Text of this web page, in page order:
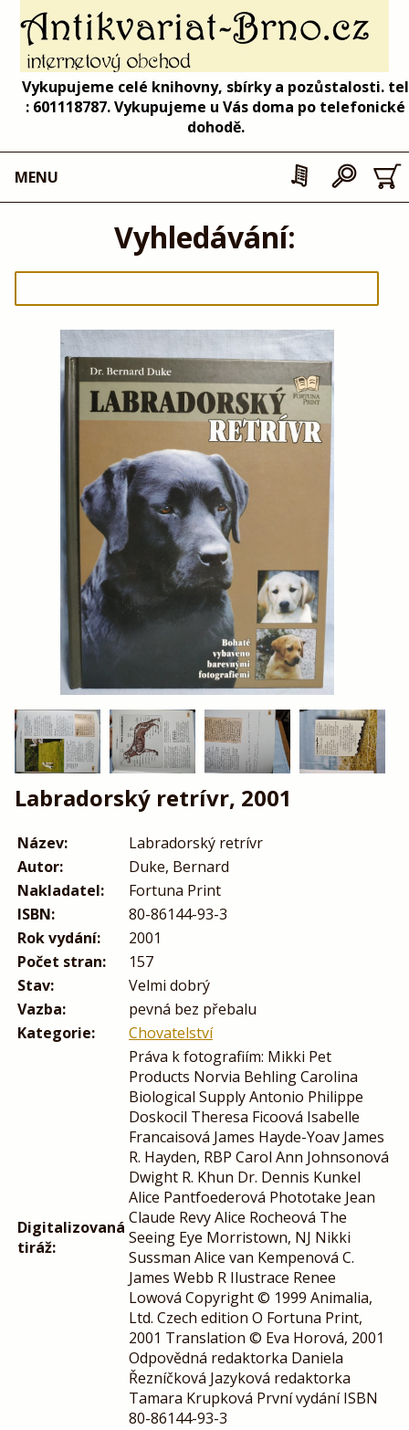
Vykupujeme celé knihovny, sbírky a pozůstalosti. tel
: 601118787. Vykupujeme u Vás doma po telefonické
dohodě.
MENU
Vyhledávání:
Labradorský retrívr, 2001
Název:
Labradorský retrívr
Autor:
Duke, Bernard
Nakladatel:
Fortuna Print
ISBN:
80-86144-93-3
Rok vydání:
2001
Počet stran:
157
Stav:
Velmi dobrý
Vazba:
pevná bez přebalu
Kategorie:
Chovatelství
Digitalizovaná
tiráž:
Práva k fotografiím: Mikki Pet
Products Norvia Behling Carolina
Biological Supply Antonio Philippe
Doskocil Theresa Ficoová Isabelle
Francaisová James Hayde-Yoav James
R. Hayden, RBP Carol Ann Johnsonová
Dwight R. Khun Dr. Dennis Kunkel
Alice Pantfoederová Phototake Jean
Claude Revy Alice Rocheová The
Seeing Eye Morristown, NJ Nikki
Sussman Alice van Kempenová C.
James Webb R Ilustrace Renee
Lowová Copyright © 1999 Animalia,
Ltd. Czech edition O Fortuna Print,
2001 Translation © Eva Horová, 2001
Odpovědná redaktorka Daniela
Řezníčková Jazyková redaktorka
Tamara Krupková První vydání ISBN
80-86144-93-3